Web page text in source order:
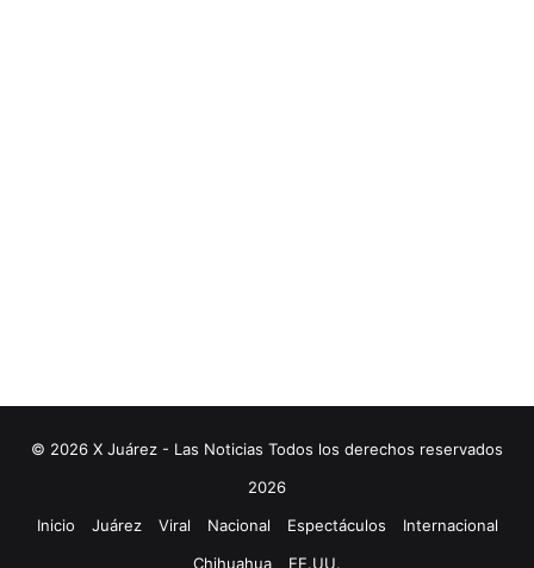
© 2026 X Juárez - Las Noticias Todos los derechos reservados
2026
Inicio
Juárez Viral Nacional Espectáculos
Internacional
Chihuahua
EE.UU.